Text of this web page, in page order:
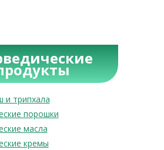
и трипхала
порошки
масла
кремы